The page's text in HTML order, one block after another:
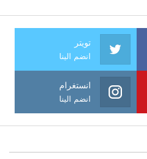
تويتر
انضم الينا
انستغرام
انضم الينا